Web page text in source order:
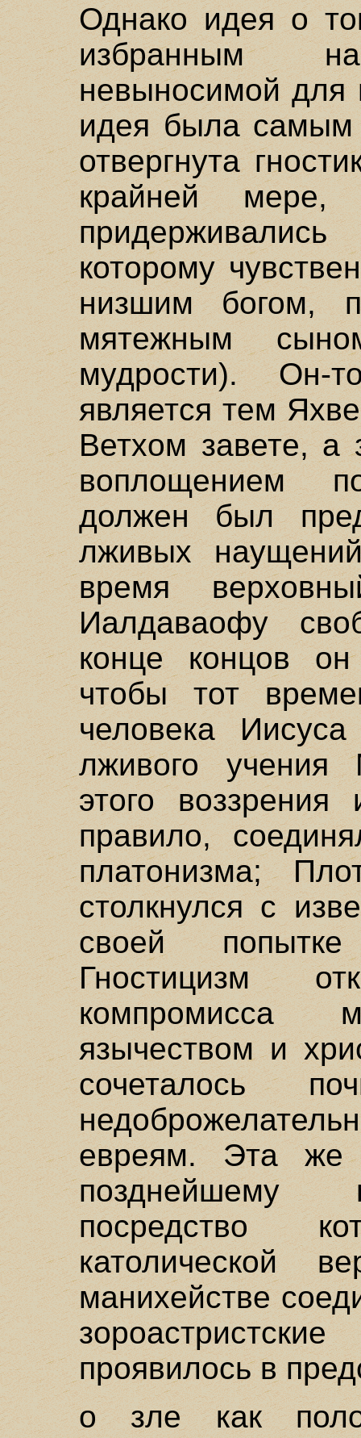
Однако идея о
избранным
невыносимой для
идея была самым
отвергнута
крайней
которому
низшим богом,
мятежным
мудрости).
является тем
Ветхом завете,
воплощением
должен был
лживых
время
Иалдаваофу
конце концов
чтобы тот
человека
лживого учения
этого
правило,
платонизма;
столкнулся с
своей
Гностицизм
компромисса
язычеством и
сочеталось
евреям. Эта же
позднейшему
посредство
католической
манихействе
проявилось в
о зле как